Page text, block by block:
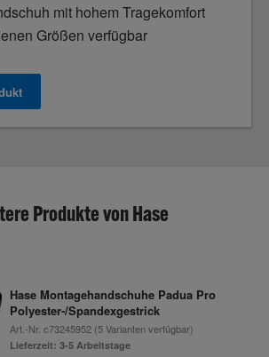
mit hohem Tragekomfort
Größen verfügbar
Produkte von Hase
Hase Montagehandschuhe Padua Pro
Polyester-/Spandexgestrick
Art.-Nr. c73245952(5 Varianten verfügbar)
Lieferzeit: 3-5 Arbeitstage